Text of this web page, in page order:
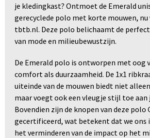
je kledingkast? Ontmoet de Emerald
gerecyclede polo met korte mouwen,
tbtb.nl. Deze polo belichaamt de
van mode en milieubewustzijn.
De Emerald polo is ontworpen met oog
comfort als duurzaamheid. De 1x1
uiteinde van de mouwen biedt niet
maar voegt ook een vleugje stijl toe
Bovendien zijn de knopen van deze polo
gecertificeerd, wat betekent dat we
het verminderen van de impact op het